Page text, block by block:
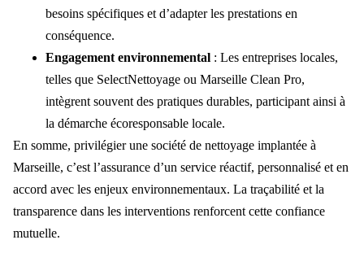
besoins spécifiques et d’adapter les prestations en
conséquence.
Engagement environnemental : Les entreprises locales,
telles que SelectNettoyage ou Marseille Clean Pro,
intègrent souvent des pratiques durables, participant ainsi à
la démarche écoresponsable locale.
En somme, privilégier une société de nettoyage implantée à
Marseille, c’est l’assurance d’un service réactif, personnalisé et en
accord avec les enjeux environnementaux. La traçabilité et la
transparence dans les interventions renforcent cette confiance
mutuelle.